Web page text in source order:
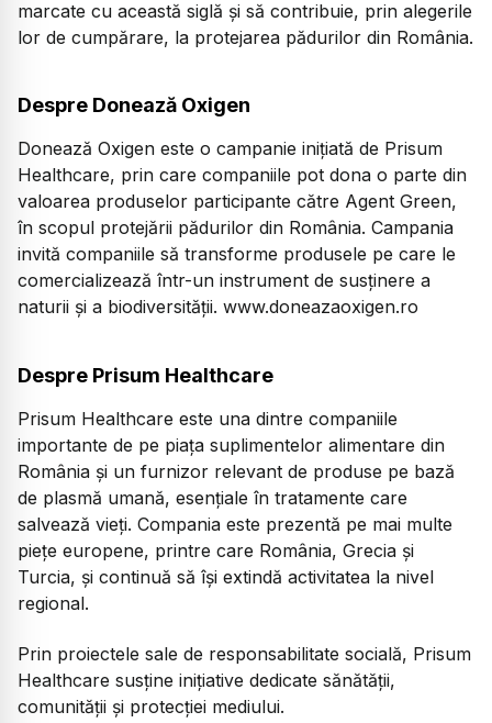
marcate cu această siglă și să contribuie, prin alegerile
lor de cumpărare, la protejarea pădurilor din România.
Despre Donează Oxigen
Donează Oxigen este o campanie inițiată de Prisum
Healthcare, prin care companiile pot dona o parte din
valoarea produselor participante către Agent Green,
în scopul protejării pădurilor din România. Campania
invită companiile să transforme produsele pe care le
comercializează într-un instrument de susținere a
naturii și a biodiversității. www.doneazaoxigen.ro
Despre Prisum Healthcare
Prisum Healthcare este una dintre companiile
importante de pe piața suplimentelor alimentare din
România și un furnizor relevant de produse pe bază
de plasmă umană, esențiale în tratamente care
salvează vieți. Compania este prezentă pe mai multe
piețe europene, printre care România, Grecia și
Turcia, și continuă să își extindă activitatea la nivel
regional.
Prin proiectele sale de responsabilitate socială, Prisum
Healthcare susține inițiative dedicate sănătății,
comunității și protecției mediului.